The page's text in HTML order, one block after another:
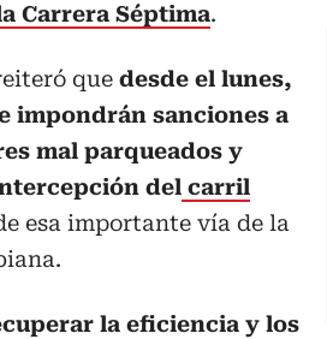
Carrera Séptima.
que desde el lunes,
impondrán sanciones a
mal parqueados y
del carril
esa importante vía de la
la eficiencia y los